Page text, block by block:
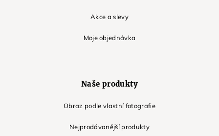
Akce a slevy
Moje objednávka
Naše produkty
Obraz podle vlastní fotografie
Nejprodávanější produkty